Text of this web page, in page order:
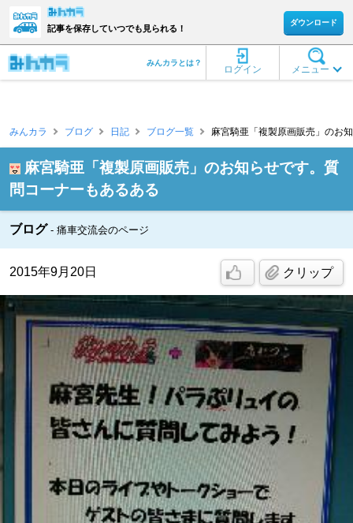
記事を保存していつでも見られる！
ダウンロード
メニュー
ログイン
みんカラとは？
みんカラ ブログ 日記 ブログ一覧 麻宮騎亜「複製原画販売」のお
麻宮騎亜「複製原画販売」のお知らせです。質
問コーナーもあるある
ブログ 痛車交流会のページ
2015年9月20日 クリップ